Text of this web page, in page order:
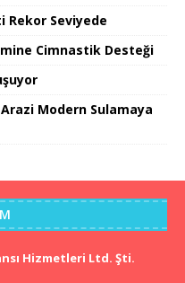
Rekor Seviyede
Cimnastik Desteği
Modern Sulamaya
Hizmetleri Ltd. Şti.